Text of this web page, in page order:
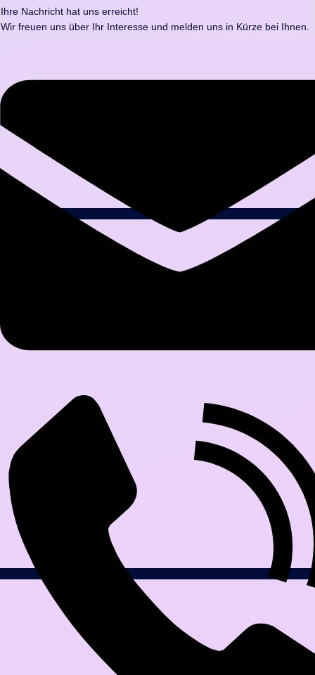
Ihre Nachricht hat uns erreicht!
Wir freuen uns über Ihr Interesse und melden uns in Kürze bei Ihnen.